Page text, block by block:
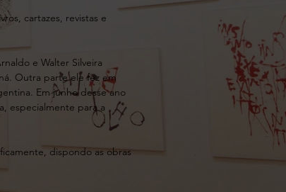
cartazes, revistas e
e Walter Silveira
Outra parte ele fez em
Em junho desse ano
especialmente para a
dispondo as obras